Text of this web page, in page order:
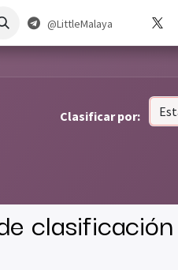
@LittleMalaya
Clasificar por: